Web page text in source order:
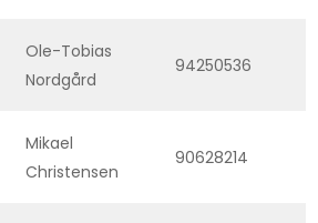
Ole-Tobias
Nordgård
94250536
Mikael
Christensen
90628214